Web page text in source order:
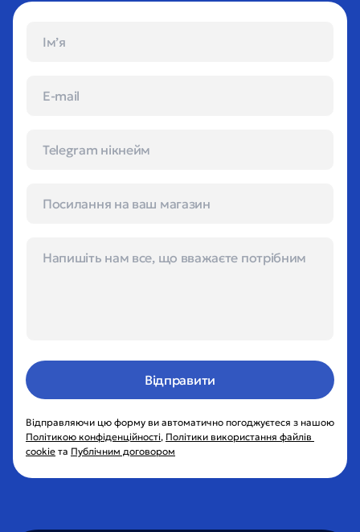
Відправити
Політикою конфіденційності, Політики використання файлів
cookie та Публічним договором